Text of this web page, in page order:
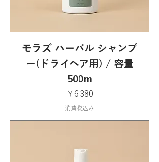
モラズ ハーバル シャンプ
ー(ドライヘア用) / 容量
500m
価格
￥6,380
消費税込み